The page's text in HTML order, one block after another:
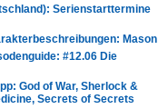
Serienstarttermine
Mason
#12.06 Die
God of War, Sherlock &
Secrets of Secrets